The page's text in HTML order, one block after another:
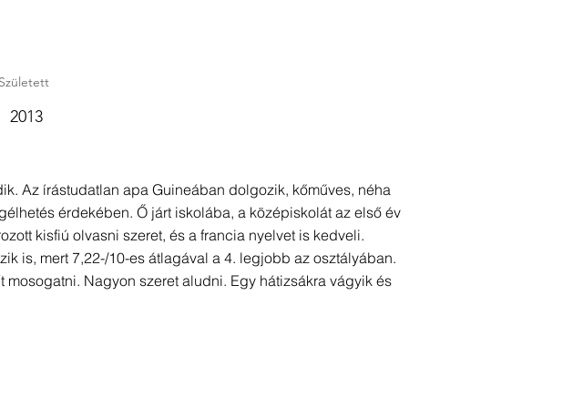
Született
2013
Az írástudatlan apa Guineában dolgozik, kőműves, néha
érdekében. Ő járt iskolába, a középiskolát az első év
kisfiú olvasni szeret, és a francia nyelvet is kedveli.
is, mert 7,22-/10-es átlagával a 4. legjobb az osztályában.
Nagyon szeret aludni. Egy hátizsákra vágyik és